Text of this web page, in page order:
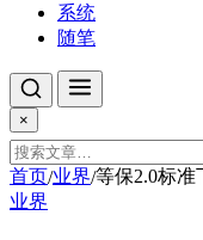
系统
随笔
×
首页/业界/等保2.0标准
业界